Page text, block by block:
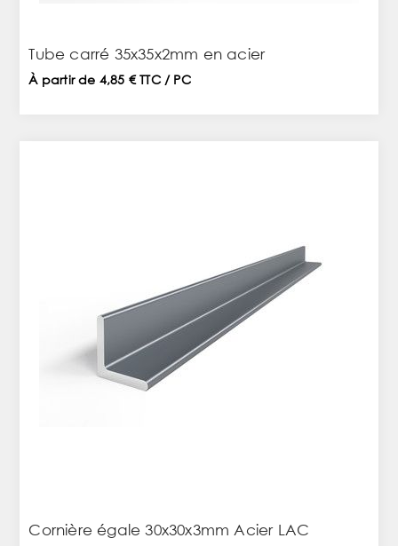
Tube carré 35x35x2mm en acier
À partir de 4,85 € TTC / PC
Cornière égale 30x30x3mm Acier LAC